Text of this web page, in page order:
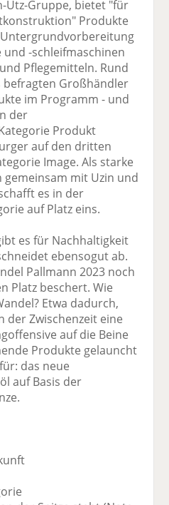
Utz-Gruppe, bietet "für
Produkte
-schleifmaschinen
Pflegemitteln. Rund
Großhändler
im Programm - und
der
Produkt
auf den dritten
Image. Als starke
mit Uzin und
es in der
auf Platz eins.
es für Nachhaltigkeit
ebensogut ab.
Pallmann 2023 noch
Platz beschert. Wie
Etwa dadurch,
der Zwischenzeit eine
auf die Beine
Produkte gelauncht
das neue
auf Basis der